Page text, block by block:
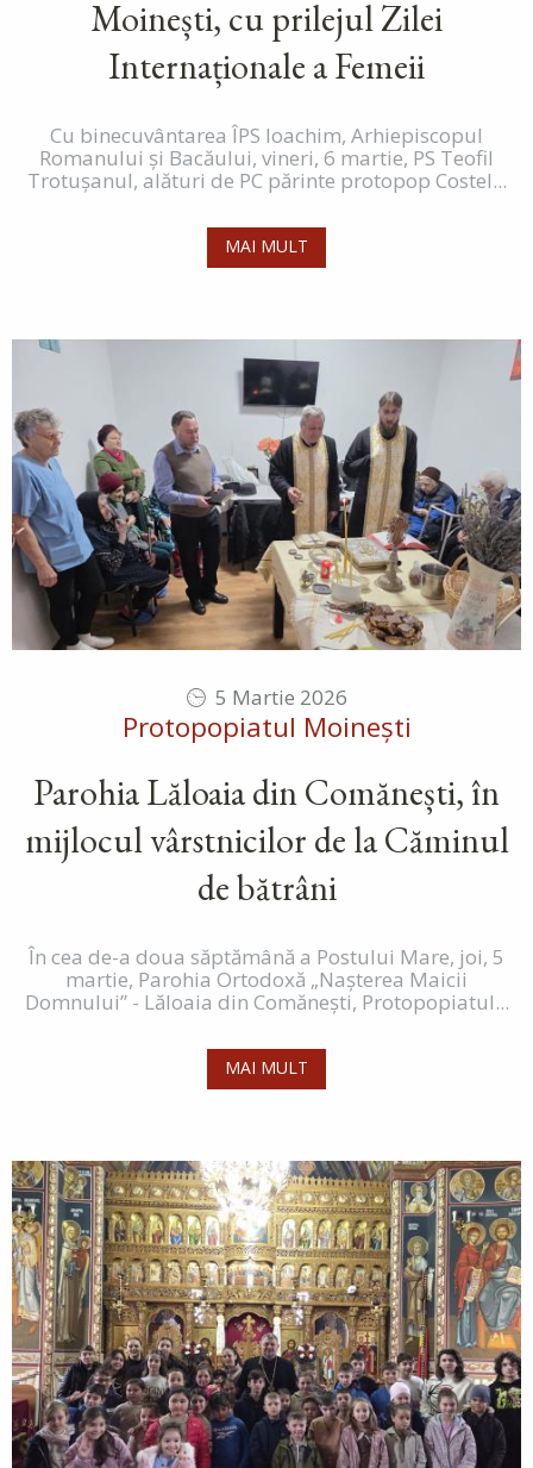
Moinești, cu prilejul Zilei
Internaționale a Femeii
Cu binecuvântarea ÎPS Ioachim, Arhiepiscopul
Romanului și Bacăului, vineri, 6 martie, PS Teofil
Trotușanul, alături de PC părinte protopop Costel...
MAI MULT
5 Martie 2026
Protopopiatul Moinești
Parohia Lăloaia din Comănești, în
mijlocul vârstnicilor de la Căminul
de bătrâni
În cea de-a doua săptămână a Postului Mare, joi, 5
martie, Parohia Ortodoxă „Naşterea Maicii
Domnului” - Lăloaia din Comănești, Protopopiatul...
MAI MULT